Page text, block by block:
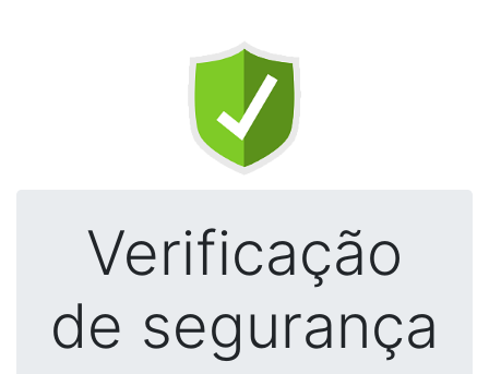
Verificação
de segurança